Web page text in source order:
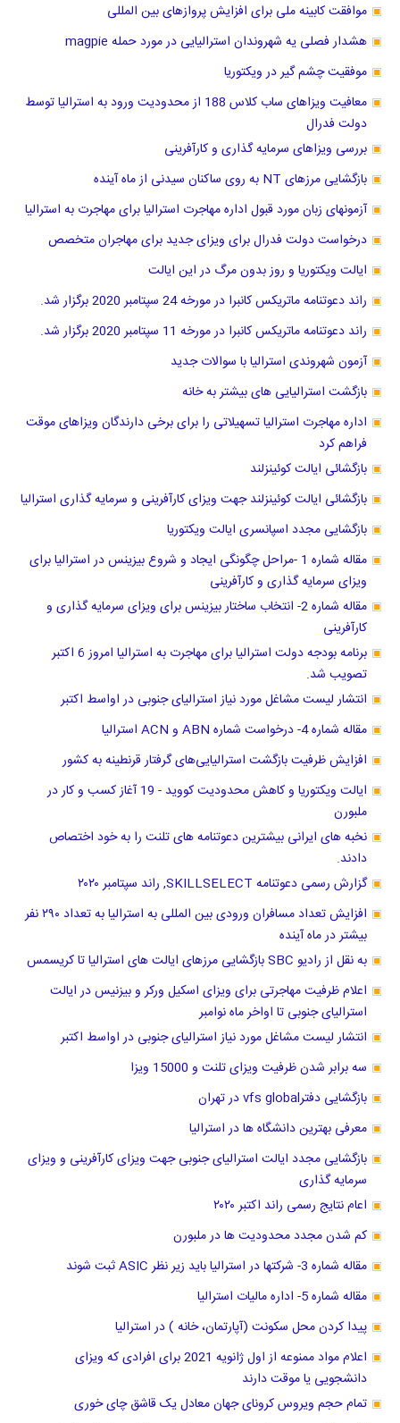
موافقت کابینه ملی برای افزایش پروازهای بین المللی
هشدار فصلی یه شهروندان استرالیایی در مورد حمله magpie
موفقیت چشم گیر در ویکتوریا
معافیت ویزاهای ساب کلاس 188 از محدودیت ورود به استرالیا توسط
دولت فدرال
بررسی ویزاهای سرمایه گذاری و کارآفرینی
بازگشایی مرزهای NT به روی ساکنان سیدنی از ماه آینده
آزمونهای زبان مورد قبول اداره مهاجرت استرالیا برای مهاجرت به استرالیا
درخواست دولت فدرال برای ویزای جدید برای مهاجران متخصص
ایالت ویکتوریا و روز بدون مرگ در این ایالت
راند دعوتنامه ماتریکس کانبرا در مورخه 24 سپتامبر 2020 برگزار شد.
راند دعوتنامه ماتریکس کانبرا در مورخه 11 سپتامبر 2020 برگزار شد.
آزمون شهروندی استرالیا با سوالات جدید
بازگشت استرالیایی های بیشتر به خانه
اداره مهاجرت استرالیا تسهیلاتی را برای برخی دارندگان ویزاهای موقت
فراهم کرد
بازگشائی ایالت کوئینزلند
بازگشائی ایالت کوئینزلند جهت ویزای کارآفرینی و سرمایه گذاری استرالیا
بازگشایی مجدد اسپانسری ایالت ویکتوریا
مقاله شماره 1 -مراحل چگونگی ایجاد و شروع بیزینس در استرالیا برای
ویزای سرمایه گذاری و کارآفرینی
مقاله شماره 2- انتخاب ساختار بیزینس برای ویزای سرمایه گذاری و
کارآفرینی
برنامه بودجه دولت استرالیا برای مهاجرت به استرالیا امروز 6 اکتبر
تصویب شد.
انتشار لیست مشاغل مورد نیاز استرالیای جنوبی در اواسط اکتبر
مقاله شماره 4- درخواست شماره ABN و ACN استرالیا
افزایش ظرفیت بازگشت استرالیایی‌های گرفتار قرنطینه به کشور
ایالت ویکتوریا و کاهش محدودیت کووید - 19 آغاز کسب و کار در
ملبورن
نخبه های ایرانی بیشترین دعوتنامه های تلنت را به خود اختصاص
دادند.
گزارش رسمی دعوتنامه SKILLSELECT, راند سپتامبر ۲۰۲۰
افزایش تعداد مسافران ورودی بین المللی به استرالیا به تعداد ۲۹۰ نفر
بیشتر در ماه آینده
به نقل از رادیو SBC بازگشایی مرزهای ایالت های استرالیا تا کریسمس
اعلام ظرفیت مهاجرتی برای ویزای اسکیل ورکر و بیزنیس در ایالت
استرالیای جنوبی تا اواخر ماه نوامبر
انتشار لیست مشاغل مورد نیاز استرالیای جنوبی در اواسط اکتبر
سه برابر شدن ظرفیت ویزای تلنت و 15000 ویزا
بازگشایی دفترvfs global در تهران
معرفی بهترین دانشگاه ها در استرالیا
بازگشایی مجدد ایالت استرالیای جنوبی جهت ویزای کارآفرینی و ویزای
سرمایه گذاری
اعام نتایج رسمی راند اکتبر ۲۰۲۰
کم شدن مجدد محدودیت ها در ملبورن
مقاله شماره 3- شرکتها در استرالیا باید زیر نظر ASIC ثبت شوند
مقاله شماره 5- اداره مالیات استرالیا
پیدا کردن محل سکونت (آپارتمان، خانه ) در استرالیا
اعلام مواد ممنوعه از اول ژانویه 2021 برای افرادی که ویزای
دانشجویی یا موقت دارند
تمام حجم ویروس کرونای جهان معادل یک قاشق چای خوری